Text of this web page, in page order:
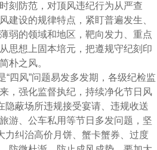
刻防范，对顶风违纪行为从严查
建设的规律特点，紧盯普遍发生、
弱的领域和地区，靶向发力、重点
思想上固本培元，把遵规守纪刻印
朴之风。
风”问题易发多发期，各级纪检监
，强化监督执纪，持续净化节日风
隐蔽场所违规接受宴请、违规收送
游、公车私用等节日多发问题，坚
力纠治高价月饼、蟹卡蟹券、过度